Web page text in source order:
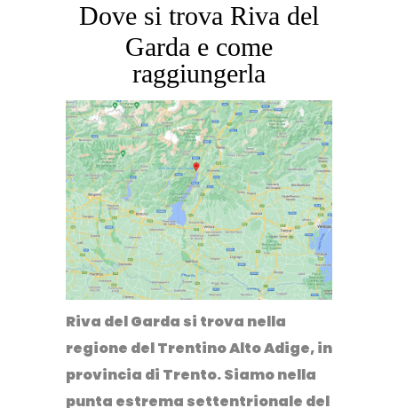
Dove si trova Riva del
Garda e come
raggiungerla
Riva del Garda si trova nella
regione delTrentino Alto Adige, in
provincia di Trento. Siamo nella
punta estrema settentrionale del